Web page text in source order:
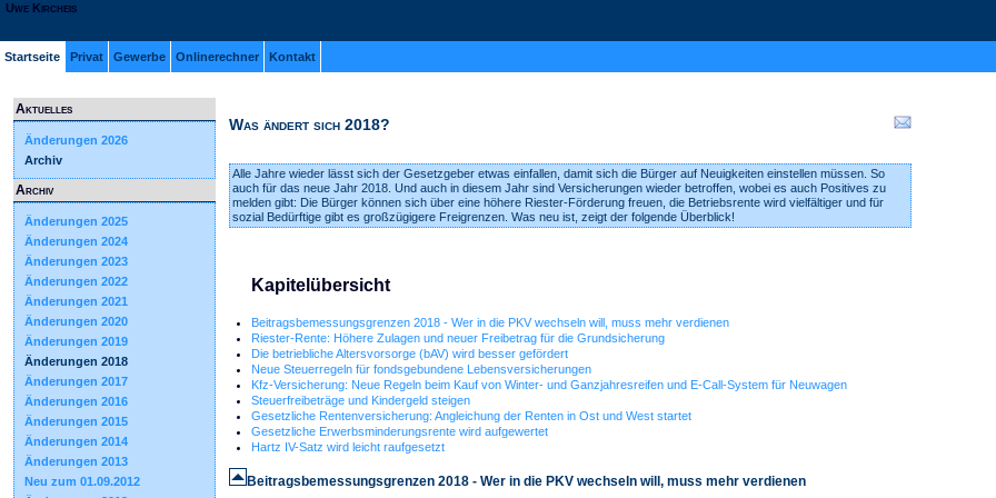
Uwe Kircheis
Startseite Privat Gewerbe Onlinerechner Kontakt
Aktuelles
Änderungen 2026
Archiv
Archiv
Änderungen 2025
Änderungen 2024
Änderungen 2023
Änderungen 2022
Änderungen 2021
Änderungen 2020
Änderungen 2019
Änderungen 2018
Änderungen 2017
Änderungen 2016
Änderungen 2015
Änderungen 2014
Änderungen 2013
Neu zum 01.09.2012
Was ändert sich 2018?
Alle Jahre wieder lässt sich der Gesetzgeber etwas einfallen, damit sich die Bürger auf Neuigkeiten einstellen müssen. So
auch für das neue Jahr 2018. Und auch in diesem Jahr sind Versicherungen wieder betroffen, wobei es auch Positives zu
melden gibt: Die Bürger können sich über eine höhere Riester-Förderung freuen, die Betriebsrente wird vielfältiger und für
sozial Bedürftige gibt es großzügigere Freigrenzen. Was neu ist, zeigt der folgende Überblick!
Kapitelübersicht
Beitragsbemessungsgrenzen 2018 - Wer in die PKV wechseln will, muss mehr verdienen
Riester-Rente: Höhere Zulagen und neuer Freibetrag für die Grundsicherung
Die betriebliche Altersvorsorge (bAV) wird besser gefördert
Neue Steuerregeln für fondsgebundene Lebensversicherungen
Kfz-Versicherung: Neue Regeln beim Kauf von Winter- und Ganzjahresreifen und E-Call-System für Neuwagen
Steuerfreibeträge und Kindergeld steigen
Gesetzliche Rentenversicherung: Angleichung der Renten in Ost und West startet
Gesetzliche Erwerbsminderungsrente wird aufgewertet
Hartz IV-Satz wird leicht raufgesetzt
Beitragsbemessungsgrenzen 2018 - Wer in die PKV wechseln will, muss mehr verdienen